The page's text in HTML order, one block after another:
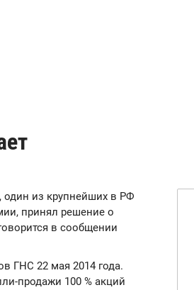
один из крупнейших в РФ
принял решение о
в сообщении
ГНС 22 мая 2014 года.
продажи 100 % акций